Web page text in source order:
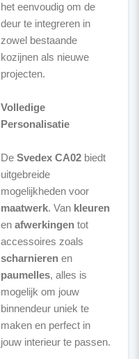
het eenvoudig om de
deur te integreren in
zowel bestaande
kozijnen als nieuwe
projecten.
Volledige
Personalisatie
De Svedex CA02biedt
uitgebreide
mogelijkheden voor
maatwerk. Van kleuren
en afwerkingentot
accessoires zoals
scharnierenen
paumelles, alles is
mogelijk om jouw
binnendeur uniek te
maken en perfect in
jouw interieur te passen.